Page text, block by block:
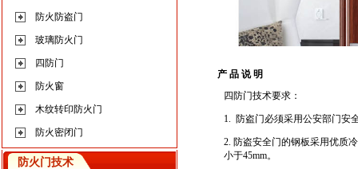
防火防盗门
玻璃防火门
四防门
防火窗
木纹转印防火门
防火密闭门
防火门技术
产 品 说 明
四防门技术要求：
1. 防盗门必须采用公安部门安
2. 防盗安全门的钢板采用优质
小于45mm。